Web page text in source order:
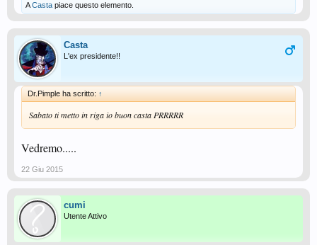
ACasta piace questo elemento.
Casta
L'ex presidente!!
Dr.Pimple ha scritto: ↑
Sabato ti metto in riga io buon casta PRRRRR
Vedremo.....
22 Giu 2015
cumi
Utente Attivo